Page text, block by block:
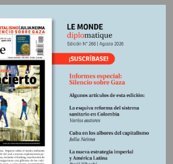
de rutas y de ferrocarriles que
y desembocan en un puerto
situado en Lamu. El objetivo
africana abriéndola hacia Asia.
adicional